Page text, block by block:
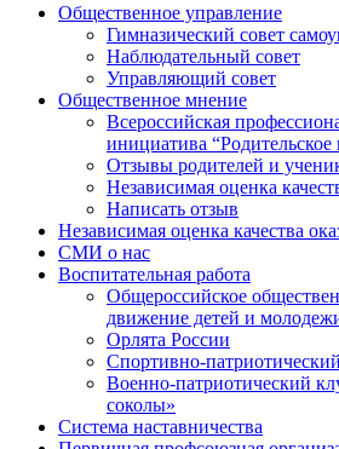
Общественное управление
Гимназический совет
Наблюдательный совет
Управляющий совет
Общественное мнение
Всероссийская
инициатива “Родительское
Отзывы родителей и
Независимая оценка
Написать отзыв
Независимая оценка качества
СМИ о нас
Воспитательная работа
Общероссийское
движение детей и
Орлята России
Спортивно-
Военно-патриотический
соколы»
Система наставничества